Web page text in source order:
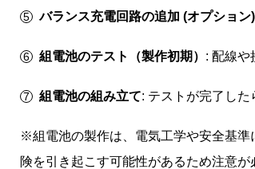
バランス充電回路の追加 (オプション)
組電池のテスト（製作初期） : 配線や
組電池の組み立て: テストが完了し
※組電池の製作は、電気工学や安全基準
険を引き起こす可能性があるため注意が